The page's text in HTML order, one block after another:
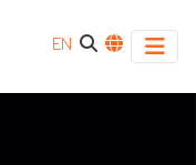
EN